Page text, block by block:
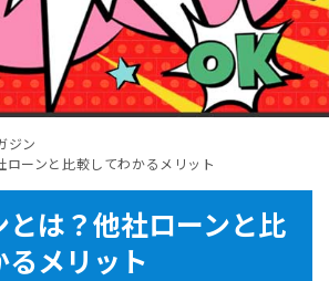
ジン
ローンと比較してわかるメリット
とは？他社ローンと比
メリット